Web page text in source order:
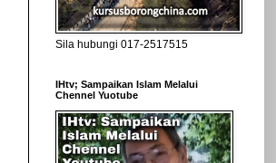
Sila hubungi 017-2517515
IHtv; Sampaikan Islam Melalui
Chennel Yuotube